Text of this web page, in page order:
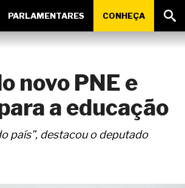
PARLAMENTARES CONHEÇA
novo PNE e
a educação
país”, destacou o deputado